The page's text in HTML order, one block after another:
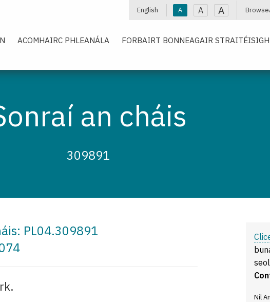
English A A A
ACOMHAIRC PHLEANÁLA FORBAIRT BONNEAGAIR STRAITÉISIGH
an cháis
309891
PL04.309891
Níl